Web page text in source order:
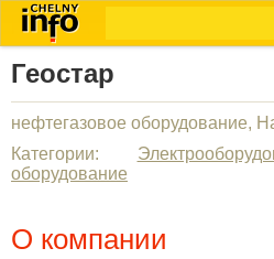
Геостар
нефтегазовое оборудование,
Категории:
оборудование
О компании